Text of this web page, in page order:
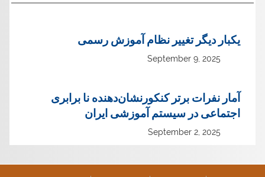
یک‏بار دیگر تغییر نظام آموزش رسمی
September 9, 2025
آمار نفرات برتر کنکورنشان‌دهنده نا برابری
اجتماعی در سیستم آموزشی ایران
September 2, 2025